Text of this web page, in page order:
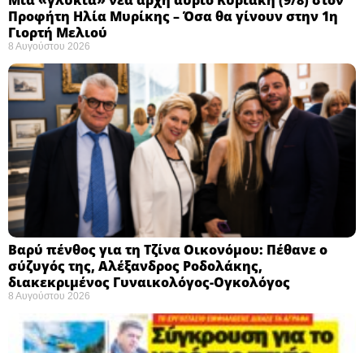
Προφήτη Ηλία Μυρίκης – Όσα θα γίνουν στην 1η
Γιορτή Μελιού
8 Αυγούστου 2026
Βαρύ πένθος για τη Τζίνα Οικονόμου: Πέθανε ο
σύζυγός της, Αλέξανδρος Ροδολάκης,
διακεκριμένος Γυναικολόγος-Ογκολόγος
8 Αυγούστου 2026